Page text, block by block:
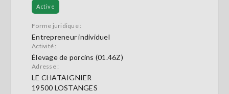
Active
Forme juridique :
Entrepreneur individuel
Activité :
Élevage de porcins (01.46Z)
Adresse :
LE CHATAIGNIER
19500 LOSTANGES